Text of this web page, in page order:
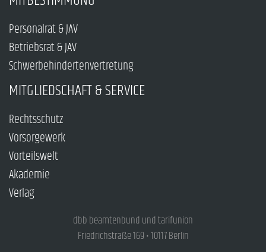
Personalrat & JAV
Betriebsrat & JAV
Schwerbehindertenvertretung
MITGLIEDSCHAFT & SERVICE
Rechtsschutz
Vorsorgewerk
Vorteilswelt
Akademie
Verlag
dbb beamtenbund und tarifunion
Friedrichstraße 169 • 10117 Berlin